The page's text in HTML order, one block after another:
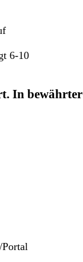
6-10
In bewährter